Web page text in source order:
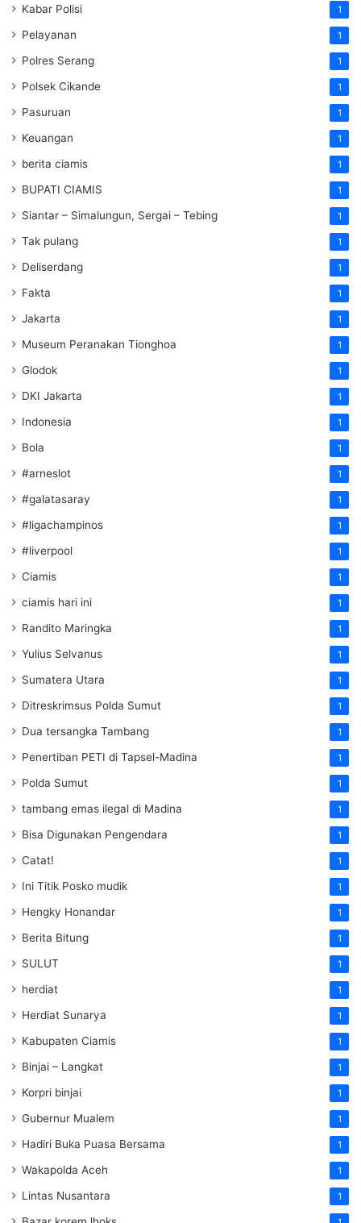
Kabar Polisi 1
Pelayanan 1
Polres Serang 1
Polsek Cikande 1
Pasuruan 1
Keuangan 1
berita ciamis 1
BUPATI CIAMIS 1
Siantar – Simalungun, Sergai – Tebing 1
Tak pulang 1
Deliserdang 1
Fakta 1
Jakarta 1
Museum Peranakan Tionghoa 1
Glodok 1
DKI Jakarta 1
Indonesia 1
Bola 1
#arneslot 1
#galatasaray 1
#ligachampinos 1
#liverpool 1
Ciamis 1
ciamis hari ini 1
Randito Maringka 1
Yulius Selvanus 1
Sumatera Utara 1
Ditreskrimsus Polda Sumut 1
Dua tersangka Tambang 1
Penertiban PETI di Tapsel-Madina 1
Polda Sumut 1
tambang emas ilegal di Madina 1
Bisa Digunakan Pengendara 1
Catat! 1
Ini Titik Posko mudik 1
Hengky Honandar 1
Berita Bitung 1
SULUT 1
herdiat 1
Herdiat Sunarya 1
Kabupaten Ciamis 1
Binjai – Langkat 1
Korpri binjai 1
Gubernur Mualem 1
Hadiri Buka Puasa Bersama 1
Wakapolda Aceh 1
Lintas Nusantara 1